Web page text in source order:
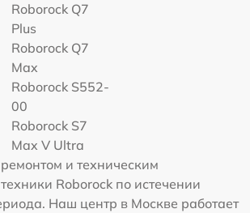
Roborock Q7
Plus
Roborock Q7
Max
Roborock S552-
00
Roborock S7
Max V Ultra
и техническим
Roborock по истечении
Наш центр в Москве работает